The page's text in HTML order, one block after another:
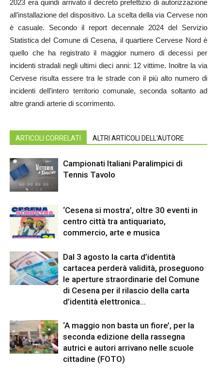
2023 era quindi arrivato il decreto prefettizio di autorizzazione
all’installazione del dispositivo. La scelta della via Cervese non
è casuale. Secondo il report decennale 2024 del Servizio
Statistica del Comune di Cesena, il quartiere Cervese Nord è
quello che ha registrato il maggior numero di decessi per
incidenti stradali negli ultimi dieci anni: 12 vittime. Inoltre la via
Cervese risulta essere tra le strade con il più alto numero di
incidenti dell’intero territorio comunale, seconda soltanto ad
altre grandi arterie di scorrimento.
ARTICOLI CORRELATI ALTRI ARTICOLI DELL'AUTORE
Campionati Italiani Paralimpici di
Tennis Tavolo
‘Cesena si mostra’, oltre 30 eventi in
centro città tra antiquariato,
commercio, arte e musica
Dal 3 agosto la carta d’identità
cartacea perderà validità, proseguono
le aperture straordinarie del Comune
di Cesena per il rilascio della carta
d’identità elettronica...
‘A maggio non basta un fiore’, per la
seconda edizione della rassegna
autrici e autori arrivano nelle scuole
cittadine (FOTO)